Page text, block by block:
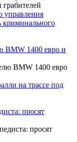
управления
криминального
BMW 1400 евро и
на трассе под
просят